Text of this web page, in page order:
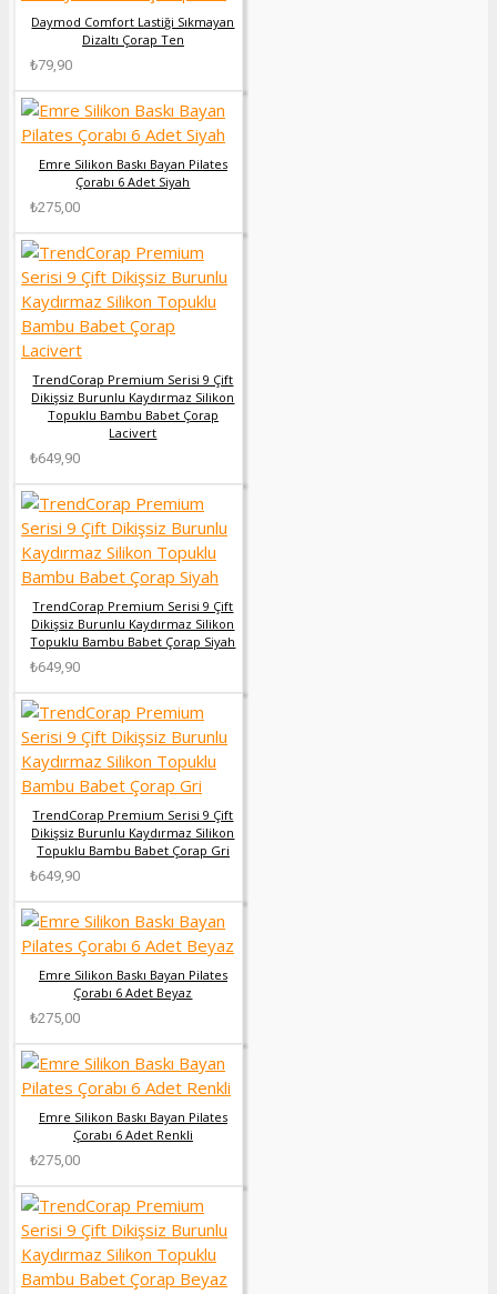
Daymod Comfort Lastiği Sıkmayan
Dizaltı Çorap Ten
₺79,90
Emre Silikon Baskı Bayan Pilates
Çorabı 6 Adet Siyah
₺275,00
TrendCorap Premium Serisi 9 Çift
Dikişsiz Burunlu Kaydırmaz Silikon
Topuklu Bambu Babet Çorap
Lacivert
₺649,90
TrendCorap Premium Serisi 9 Çift
Dikişsiz Burunlu Kaydırmaz Silikon
Topuklu Bambu Babet Çorap Siyah
₺649,90
TrendCorap Premium Serisi 9 Çift
Dikişsiz Burunlu Kaydırmaz Silikon
Topuklu Bambu Babet Çorap Gri
₺649,90
Emre Silikon Baskı Bayan Pilates
Çorabı 6 Adet Beyaz
₺275,00
Emre Silikon Baskı Bayan Pilates
Çorabı 6 Adet Renkli
₺275,00